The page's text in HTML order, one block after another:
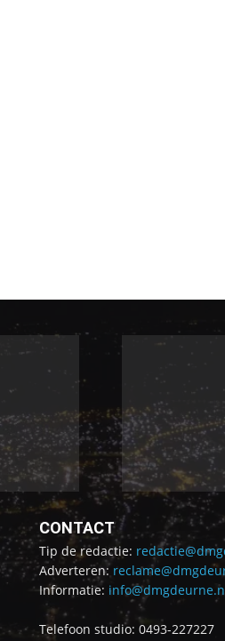
CONTACT
Tip de redactie:
Adverteren:
Informatie:
Telefoon studio: 0493-227227